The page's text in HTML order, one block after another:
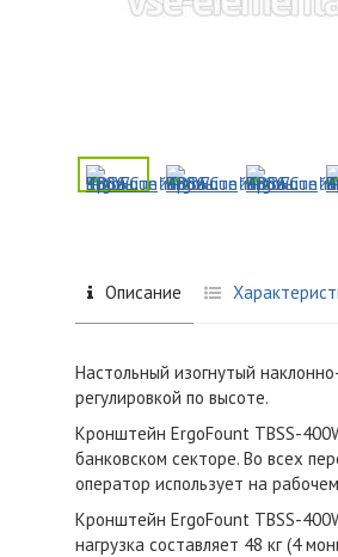
Описание
Настольный изогнутый
регулировкой по высоте.
Кронштейн ErgoFount TBSS-
банковском секторе. Во всех
оператор использует на
Кронштейн ErgoFount TBSS-
нагрузка составляет 48 кг (4